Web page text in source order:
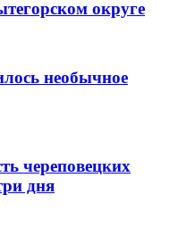
округе
необычное
череповецких
дня